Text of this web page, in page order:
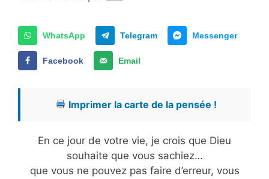
WhatsApp Telegram Messenger
Facebook Email
Imprimer la carte de la pensée !
En ce jour de votre vie, je crois que Dieu
souhaite que vous sachiez…
que vous ne pouvez pas faire d’erreur, vous